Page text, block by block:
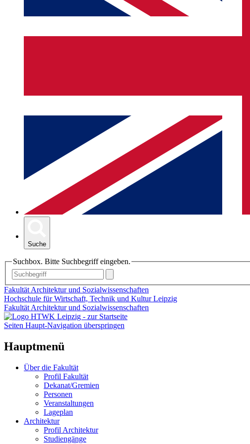
Suche
Suchbox. Bitte Suchbegriff eingeben.
Fakultät Architektur und Sozialwissenschaften
Hochschule für Wirtschaft, Technik und Kultur Leipzig
Fakultät Architektur und Sozialwissenschaften
Seiten Haupt-Navigation überspringen
Hauptmenü
Über die Fakultät
Profil Fakultät
Dekanat/Gremien
Personen
Veranstaltungen
Lageplan
Architektur
Profil Architektur
Studiengänge